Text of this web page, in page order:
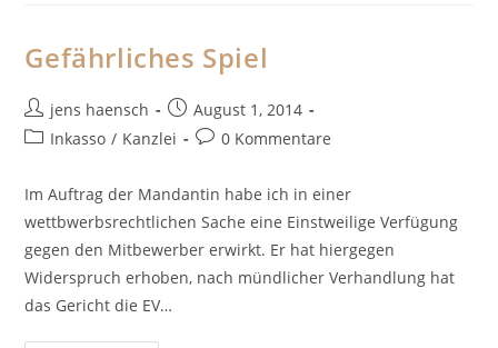
Gefährliches Spiel
Beitrags-
Autor:
jens haensch
Beitrag
veröffentlicht:
August 1, 2014
Beitrags-
Inkasso / Kanzlei
Beitrags-
0 Kommentare
Im Auftrag der Mandantin habe ich in einer
wettbwerbsrechtlichen Sache eine Einstweilige Verfügung
gegen den Mitbewerber erwirkt. Er hat hiergegen
Widerspruch erhoben, nach mündlicher Verhandlung hat
das Gericht die EV…